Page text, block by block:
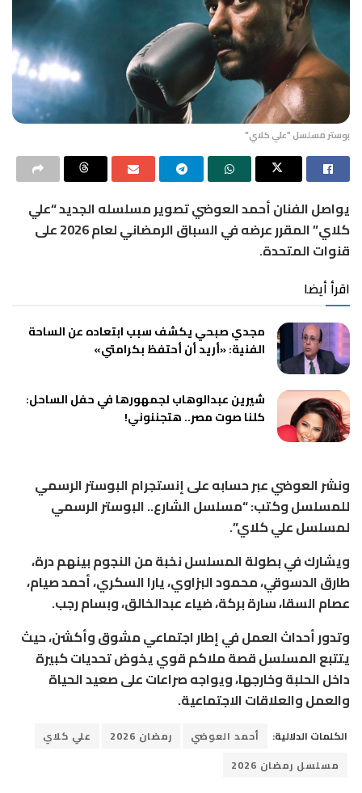
بوستر مسلسل "علي كلاي"
يواصل الفنان أحمد العوضي تصوير مسلسله الجديد “علي
كلاي” المقرر عرضه في السباق الرمضاني لعام 2026 على
قنوات المتحدة.
اقرأ أيضا
مجدي صبحي يكشف سبب ابتعاده عن الساحة
الفنية: «أريد أن أحتفظ بكرامتي»
شيرين عبدالوهاب لجمهورها في حفل الساحل:
كلنا صوت مصر.. هتجننوني!
ونشر العوضي عبر حسابه على إنستجرام البوستر الرسمي
للمسلسل وكتب: “مسلسل الشارع.. البوستر الرسمي
لمسلسل علي كلاي”.
ويشارك في بطولة المسلسل نخبة من النجوم بينهم درة،
طارق الدسوقي، محمود البزاوي، يارا السكري، أحمد صيام،
عصام السقا، سارة بركة، ضياء عبدالخالق، وبسام رجب.
وتدور أحداث العمل في إطار اجتماعي مشوق وأكشن، حيث
يتتبع المسلسل قصة ملاكم قوي يخوض تحديات كبيرة
داخل الحلبة وخارجها، ويواجه صراعات على صعيد الحياة
والعمل والعلاقات الاجتماعية.
الكلمات الدلالية: أحمد العوضي رمضان 2026
علي كلاي
مسلسل رمضان 2026